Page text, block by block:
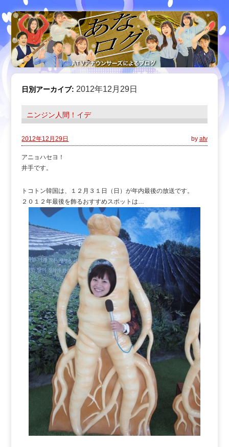
日別アーカイブ:2012年12月29日
ニンジン人間！イデ
2012年12月29日 by atv
アニョハセヨ！
井手です。
トコトン韓国は、１２月３１日（日）が年内最後の放送です。
２０１２年最後を飾るおすすめスポットは…